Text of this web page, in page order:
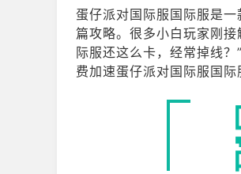
蛋仔派对国际服国际服是
篇攻略。很多小白玩家刚
际服还这么卡，经常掉线
费加速蛋仔派对国际服国际